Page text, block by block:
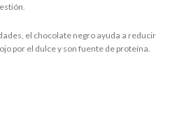
el chocolate negro ayuda a reducir
por el dulce y son fuente de proteína.